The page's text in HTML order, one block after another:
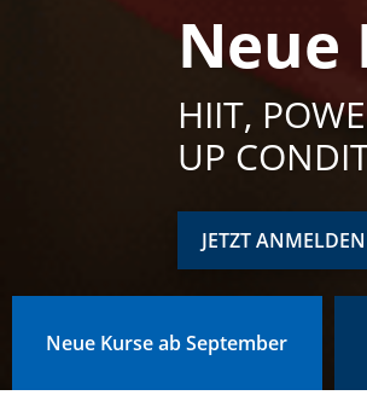
Neue
HIIT,
UP
JETZT ANMELDEN
Neue Kurse ab September